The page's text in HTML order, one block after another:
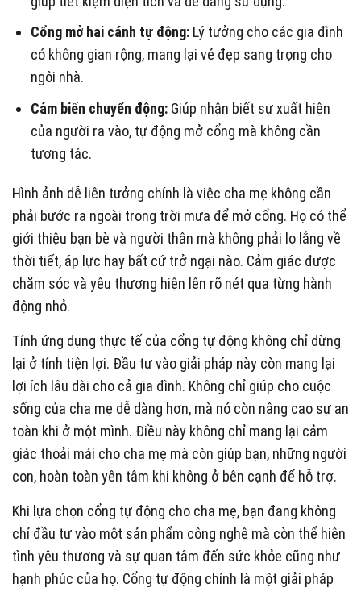
Cổng mở hai cánh tự động: Lý tưởng cho các gia đình
có không gian rộng, mang lại vẻ đẹp sang trọng cho
ngôi nhà.
Cảm biến chuyển động: Giúp nhận biết sự xuất hiện
của người ra vào, tự động mở cổng mà không cần
tương tác.
Hình ảnh dễ liên tưởng chính là việc cha mẹ không cần
phải bước ra ngoài trong trời mưa để mở cổng. Họ có thể
giới thiệu bạn bè và người thân mà không phải lo lắng về
thời tiết, áp lực hay bất cứ trở ngại nào. Cảm giác được
chăm sóc và yêu thương hiện lên rõ nét qua từng hành
động nhỏ.
Tính ứng dụng thực tế của cổng tự động không chỉ dừng
lại ở tính tiện lợi. Đầu tư vào giải pháp này còn mang lại
lợi ích lâu dài cho cả gia đình. Không chỉ giúp cho cuộc
sống của cha mẹ dễ dàng hơn, mà nó còn nâng cao sự an
toàn khi ở một mình. Điều này không chỉ mang lại cảm
giác thoải mái cho cha mẹ mà còn giúp bạn, những người
con, hoàn toàn yên tâm khi không ở bên cạnh để hỗ trợ.
Khi lựa chọn cổng tự động cho cha mẹ, bạn đang không
chỉ đầu tư vào một sản phẩm công nghệ mà còn thể hiện
tình yêu thương và sự quan tâm đến sức khỏe cũng như
hạnh phúc của họ. Cổng tự động chính là một giải pháp